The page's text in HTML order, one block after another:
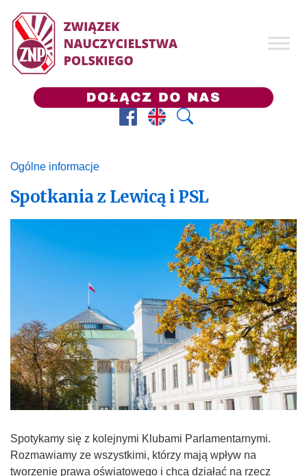
FacebookPrezes ZNP
Wyszukaj
Ogólne informacje
Spotkania z Lewicą i PSL
Spotykamy się z kolejnymi Klubami Parlamentarnymi.
Rozmawiamy ze wszystkimi, którzy mają wpływ na
tworzenie prawa oświatowego i chcą działać na rzecz